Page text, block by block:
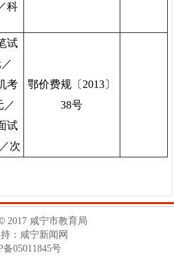
科
试
考
／
试
次
鄂价费规〔2013〕
38号
2017 咸宁市教育局
：咸宁新闻网
备05011845号